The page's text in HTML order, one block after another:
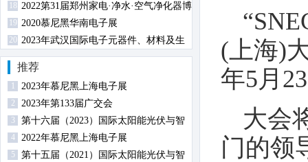
18 2022第31届郑州家电·净水·空气净化器博
览会
19 2020慕尼黑华南电子展
20 2023年武汉国际电子元器件、材料及生
产设备展览会
推荐
2023年慕尼黑上海电子展
2 2023年第133届广交会
3
第十六届（2023）国际太阳能光伏与智
慧能源（上海）展览会暨论坛
4 2022年慕尼黑上海电子展
5
第十五届（2021）国际太阳能光伏与智
(上海)
年5月
大会
门的领